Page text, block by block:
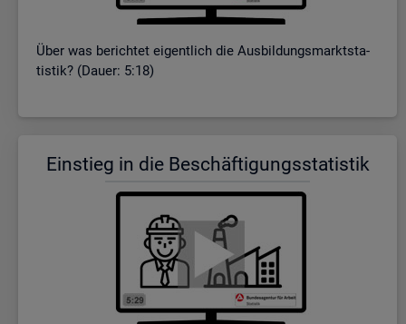
Über was be­rich­tet ei­gent­lich die Aus­bil­dungs­markt­sta­
tis­tik? (Dauer: 5:18)
Ein­stieg in die Be­schäf­ti­gungs­sta­tis­tik